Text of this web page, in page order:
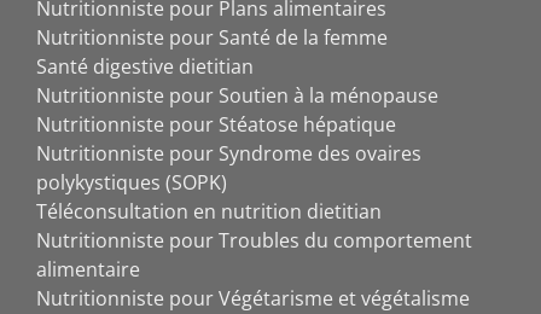
Nutritionniste pour Plans alimentaires
Nutritionniste pour Santé de la femme
Santé digestive dietitian
Nutritionniste pour Soutien à la ménopause
Nutritionniste pour Stéatose hépatique
Nutritionniste pour Syndrome des ovaires
polykystiques (SOPK)
Téléconsultation en nutrition dietitian
Nutritionniste pour Troubles du comportement
alimentaire
Nutritionniste pour Végétarisme et végétalisme